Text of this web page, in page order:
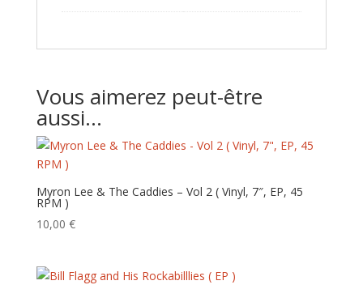
Vous aimerez peut-être
aussi…
Myron Lee & The Caddies – Vol 2 ( Vinyl, 7″, EP, 45
RPM )
10,00 €